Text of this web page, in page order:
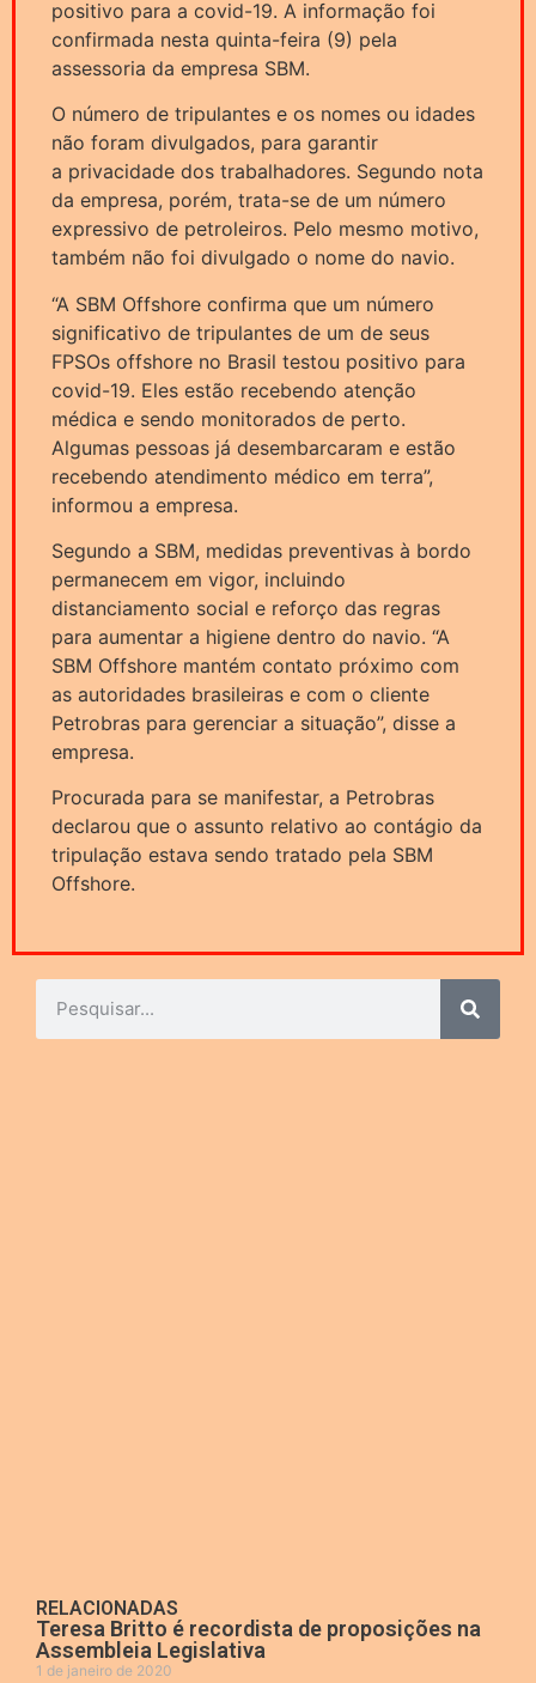
positivo para a covid-19. A informação foi
confirmada nesta quinta-feira (9) pela
assessoria da empresa SBM.
O número de tripulantes e os nomes ou idades
não foram divulgados, para garantir
a privacidade dos trabalhadores. Segundo nota
da empresa, porém, trata-se de um número
expressivo de petroleiros. Pelo mesmo motivo,
também não foi divulgado o nome do navio.
“A SBM Offshore confirma que um número
significativo de tripulantes de um de seus
FPSOs offshore no Brasil testou positivo para
covid-19. Eles estão recebendo atenção
médica e sendo monitorados de perto.
Algumas pessoas já desembarcaram e estão
recebendo atendimento médico em terra”,
informou a empresa.
Segundo a SBM, medidas preventivas à bordo
permanecem em vigor, incluindo
distanciamento social e reforço das regras
para aumentar a higiene dentro do navio. “A
SBM Offshore mantém contato próximo com
as autoridades brasileiras e com o cliente
Petrobras para gerenciar a situação”, disse a
empresa.
Procurada para se manifestar, a Petrobras
declarou que o assunto relativo ao contágio da
tripulação estava sendo tratado pela SBM
Offshore.
RELACIONADAS
Teresa Britto é recordista de proposições na
Assembleia Legislativa
1 de janeiro de 2020